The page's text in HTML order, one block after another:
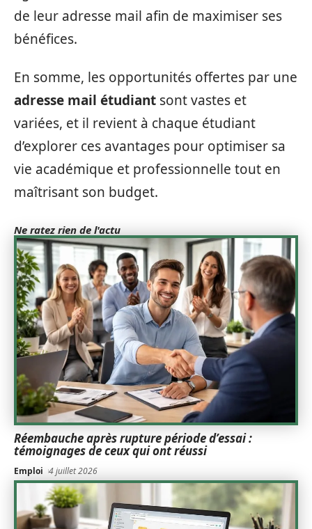
de leur adresse mail afin de maximiser ses
bénéfices.
En somme, les opportunités offertes par une
adresse mail étudiant sont vastes et
variées, et il revient à chaque étudiant
d’explorer ces avantages pour optimiser sa
vie académique et professionnelle tout en
maîtrisant son budget.
Ne ratez rien de l'actu
Réembauche après rupture période d’essai :
témoignages de ceux qui ont réussi
Emploi 4 juillet 2026